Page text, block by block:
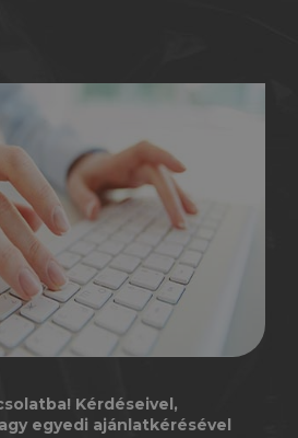
Kérdéseivel,
egyedi ajánlatkérésével